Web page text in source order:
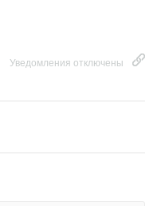
Уведомления отключены